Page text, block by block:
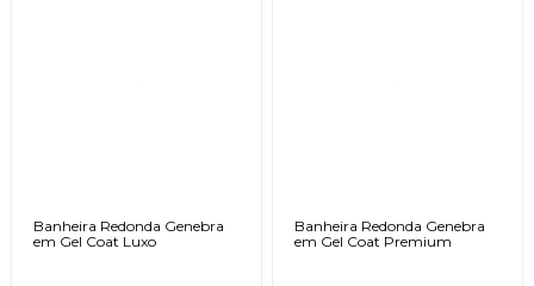
Banheira Redonda Genebra
em Gel Coat Luxo
Banheira Redonda Genebra
em Gel Coat Premium